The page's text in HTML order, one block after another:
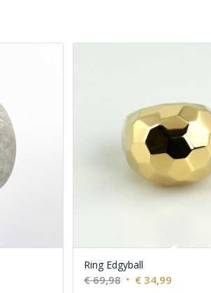
Ring Edgyball
€69,98 Ursprünglicher
€34,99Aktueller